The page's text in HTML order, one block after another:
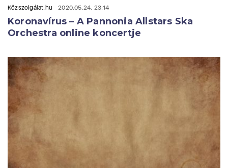
Közszolgálat.hu 2020.05.24. 23:14
Koronavírus – A Pannonia Allstars Ska
Orchestra online koncertje